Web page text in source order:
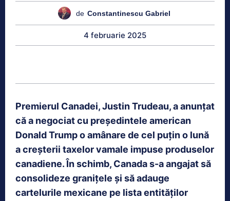
de Constantinescu Gabriel
4 februarie 2025
Premierul Canadei, Justin Trudeau, a anunțat
că a negociat cu președintele american
Donald Trump o amânare de cel puțin o lună
a creșterii taxelor vamale impuse produselor
canadiene. În schimb, Canada s-a angajat să
consolideze granițele și să adauge
cartelurile mexicane pe lista entităților